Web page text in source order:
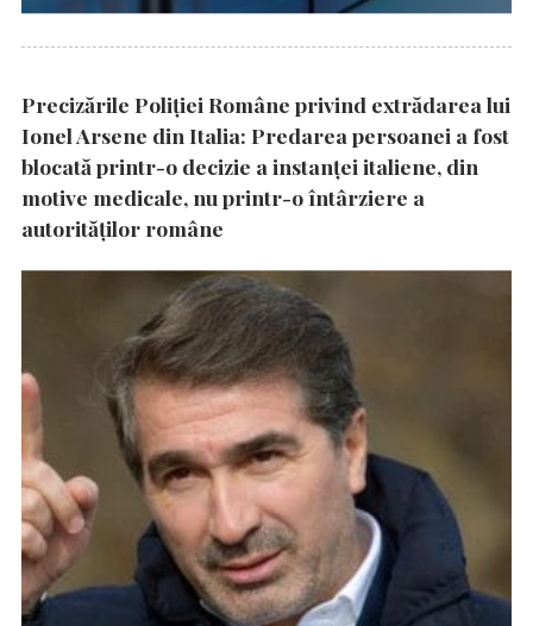
Precizările Poliţiei Române privind extrădarea lui
Ionel Arsene din Italia: Predarea persoanei a fost
blocată printr-o decizie a instanţei italiene, din
motive medicale, nu printr-o întârziere a
autorităţilor române